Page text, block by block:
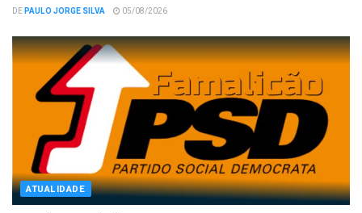
DEPAULO JORGE SILVA 05/08/2026
ATUALIDADE